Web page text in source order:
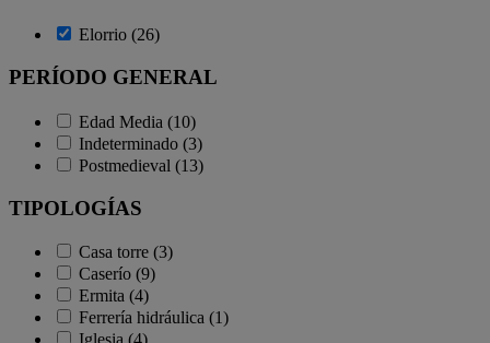
Elorrio (26)
PERÍODO GENERAL
Edad Media (10)
Indeterminado (3)
Postmedieval (13)
TIPOLOGÍAS
Casa torre (3)
Caserío (9)
Ermita (4)
Ferrería hidráulica (1)